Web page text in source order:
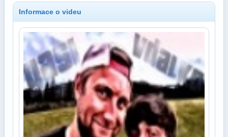
Informace o videu